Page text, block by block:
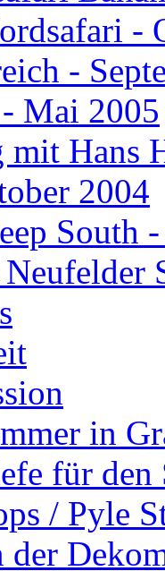
-
-
Mai 2005
mit Hans
2004
South
in
für den
/ Pyle
der